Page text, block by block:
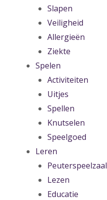
Slapen
Veiligheid
Allergieën
Ziekte
Spelen
Activiteiten
Uitjes
Spellen
Knutselen
Speelgoed
Leren
Peuterspeelzaal
Lezen
Educatie